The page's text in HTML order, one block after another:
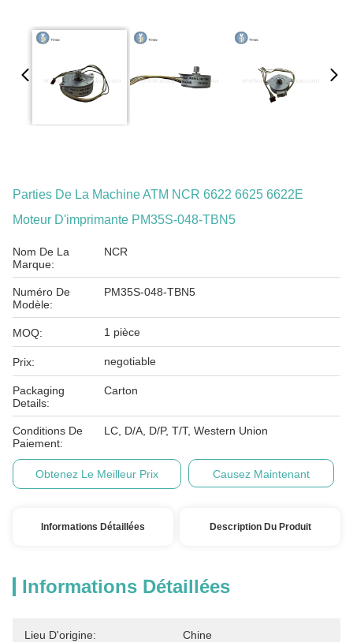
Parties De La Machine ATM NCR 6622 6625 6622E
Moteur D'imprimante PM35S-048-TBN5
Nom De La
Marque:
NCR
Numéro De
Modèle:
PM35S-048-TBN5
MOQ: 1 pièce
Prix: negotiable
Packaging
Details:
Carton
Conditions De
Paiement:
LC, D/A, D/P, T/T, Western Union
Obtenez Le Meilleur Prix Causez Maintenant
Informations Détaillées Description Du Produit
Informations Détaillées
Lieu D'origine: Chine